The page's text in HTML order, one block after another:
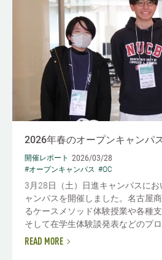
2026年春のオープンキャンパ
開催レポート 2026/03/28
#オープンキャンパス #OC
3月28日（土）日進キャンパスに
ャンパスを開催しました。名古屋
るケースメソッド体験授業や各種
そして在学生体験談発表などのプロ
READ MORE